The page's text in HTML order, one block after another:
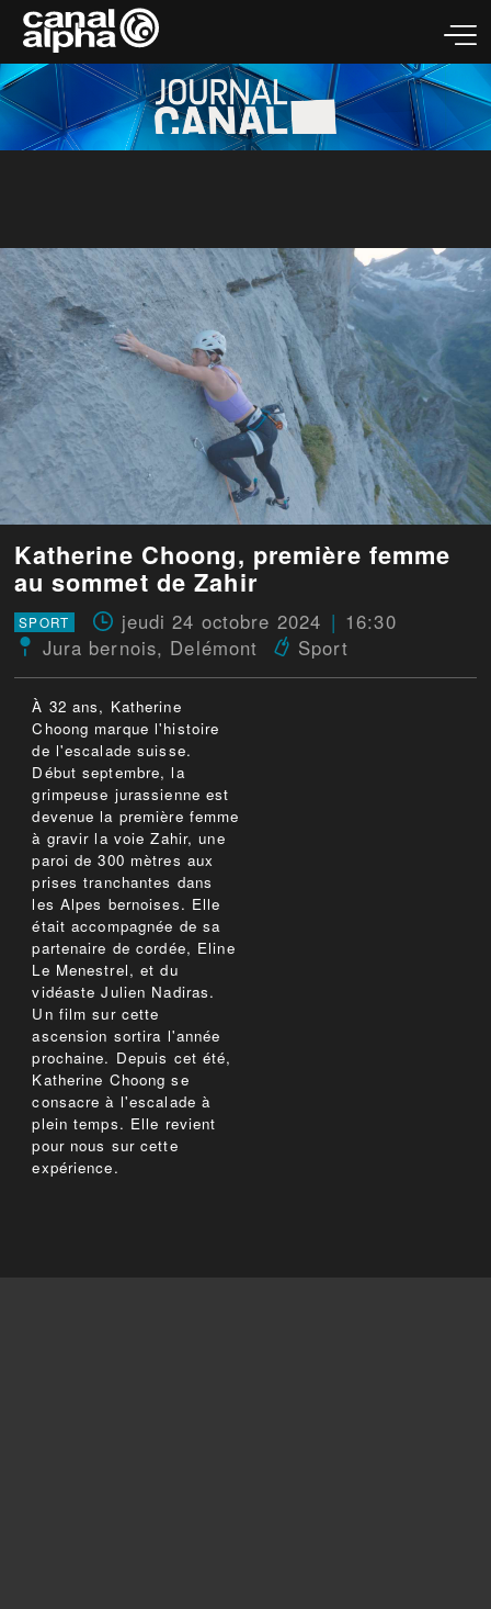
Katherine Choong, première femme
au sommet de Zahir
SPORT jeudi 24 octobre 2024
16:30
Jura bernois, Delémont Sport
À 32 ans, Katherine
Choong marque l'histoire
de l'escalade suisse.
Début septembre, la
grimpeuse jurassienne est
devenue la première femme
à gravir la voie Zahir, une
paroi de 300 mètres aux
prises tranchantes dans
les Alpes bernoises. Elle
était accompagnée de sa
partenaire de cordée, Eline
Le Menestrel, et du
vidéaste Julien Nadiras.
Un film sur cette
ascension sortira l'année
prochaine. Depuis cet été,
Katherine Choong se
consacre à l'escalade à
plein temps. Elle revient
pour nous sur cette
expérience.